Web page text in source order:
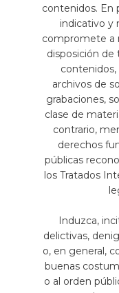
contenidos. En
indicativo y
compromete a
disposición de
contenidos,
archivos de
grabaciones,
clase de
contrario,
derechos
públicas
los Tratados
Induzca,
delictivas,
o, en general,
buenas
o al orden